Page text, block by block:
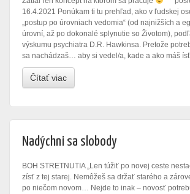
16.4.2021 Ponúkam ti tu prehľad, ako v ľudskej
„postup po úrovniach vedomia“ (od najnižších a
úrovní, až po dokonalé splynutie so Životom),
výskumu psychiatra D.R. Hawkinsa. Pretože
sa nachádzaš… aby si vedel/a, kade a ako máš
Čítať viac
Nadýchni sa slobody
BOH STRETNUTIA „Len túžiť po novej ceste
zísť z tej starej. Nemôžeš sa držať starého a
po niečom novom… Nejde to inak – novosť